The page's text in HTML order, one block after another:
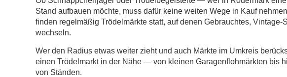
Stand aufbauen möchte, muss dafür keine weiten Wege in Kauf
finden regelmäßig Trödelmärkte statt, auf denen Gebrauchtes,
wechseln.
Wer den Radius etwas weiter zieht und auch Märkte im Umkreis
einen Trödelmarkt in der Nähe — von kleinen Garagenflohmärkten bis
von Ständen.